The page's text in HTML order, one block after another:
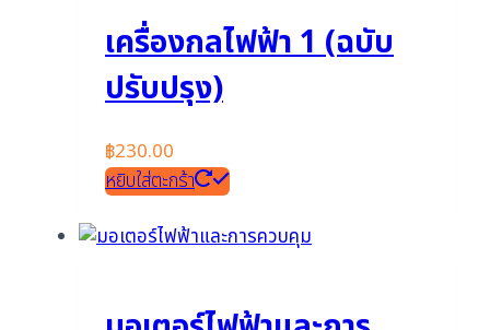
เครื่องกลไฟฟ้า 1 (ฉบับ
ปรับปรุง)
฿230.00
หยิบใส่ตะกร้า